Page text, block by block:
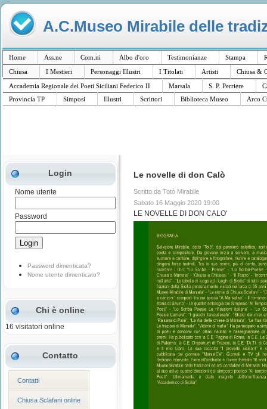
A.C.Museo Mirabile delle
Home Ass.ne Com.ni Albo d'oro Testimonianze Stampa
Chiusa
I Mestieri Personaggi Illustri I Titolati Artisti
Chiusa &
Accademia Regionale dei Poeti Siciliani Federico II
Marsala S. P. Perriere
Provincia TP
Simposi Illustri Scrittori Biblioteca Museo Arco
Login
Nome utente
Password
Password dimenticata?
Nome utente dimenticato?
Chi è online
16 visitatori online
Contatto
Contatti
Chiusa Sclafani online
Le novelle di don Calò
Scritto da Totò Mirabile
Sabato 16 Maggio 2020 19:00
LE NOVELLE DI DON CALO'